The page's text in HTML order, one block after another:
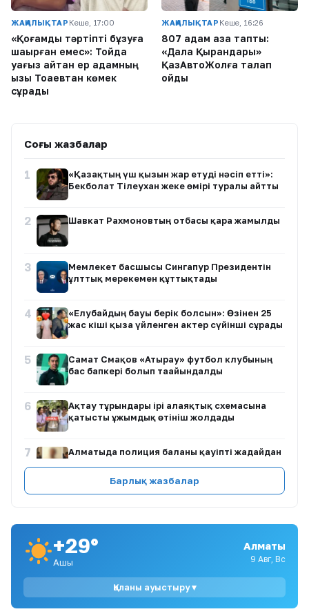
ЖАҢАЛЫҚТАР Кеше, 17:00
«Қоғамдық тәртіпті бұзуға
шақырған емес»: Тойда
уағыз айтқан ер адамның
қызы Тоқаевтан көмек
сұрады
ЖАҢАЛЫҚТАР Кеше, 16:26
807 адам қаза тапты:
«Дала Қырандары»
ҚазАвтоЖолға талап
қойды
Соңғы жазбалар
1
«Қазақтың үш қызын жар етуді нәсіп етті»:
Бекболат Тілеухан жеке өмірі туралы айтты
2 Шавкат Рахмоновтың отбасы қара жамылды
3
Мемлекет басшысы Сингапур Президентін
ұлттық мерекемен құттықтады
4
«Елубайдың бауы берік болсын»: Өзінен 25
жас кіші қызға үйленген актер сүйінші сұрады
5
Самат Смақов «Атырау» футбол клубының
бас бапкері болып тағайындалды
6
Ақтау тұрғындары ірі алаяқтық схемасына
қатысты ұжымдық өтініш жолдады
7
Алматыда полиция баланы қауіпті жағдайдан
8
Әділет Зейнелдің анасы: 20 млн теңге —
9
Ақтаулық ана Жұлдыз Азанова Астанада
денсаулық сақтау министрімен кездесуді
10
Астанада түнгі салют атқан екі азамат бес
тәулікке қамалды
Барлық жазбалар
+29°
Ашық
Алматы
9 Авг, Вс
Қаланы ауыстыру ▾